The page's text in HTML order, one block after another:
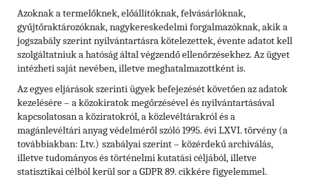
Azoknak a termelőknek, előállítóknak, felvásárlóknak,
gyűjtőraktározóknak, nagykereskedelmi forgalmazóknak, akik a
jogszabály szerint nyilvántartásra kötelezettek, évente adatot kell
szolgáltatniuk a hatóság által végzendő ellenőrzésekhez. Az ügyet
intézheti saját nevében, illetve meghatalmazottként is.
Az egyes eljárások szerinti ügyek befejezését követően az adatok
kezelésére – a közokiratok megőrzésével és nyilvántartásával
kapcsolatosan a köziratokról, a közlevéltárakról és a
magánlevéltári anyag védelméről szóló 1995. évi LXVI. törvény (a
továbbiakban: Ltv.) szabályai szerint – közérdekű archiválás,
illetve tudományos és történelmi kutatási céljából, illetve
statisztikai célból kerül sor a GDPR 89. cikkére figyelemmel.